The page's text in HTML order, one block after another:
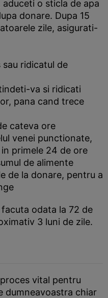
aduceti o sticla de apa
donare. Dupa 15
zile, asigurati-
ridicatul de
va si ridicati
pana cand trece
cateva ore
venei punctionate,
primele 24 de ore
de alimente
de la donare, pentru a
odata la 72 de
3 luni de zile.
vital pentru
dumneavoastra chiar